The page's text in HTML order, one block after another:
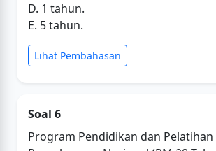
D. 1 tahun.
E. 5 tahun.
Lihat Pembahasan
Soal 6
Program Pendidikan dan Pelatihan